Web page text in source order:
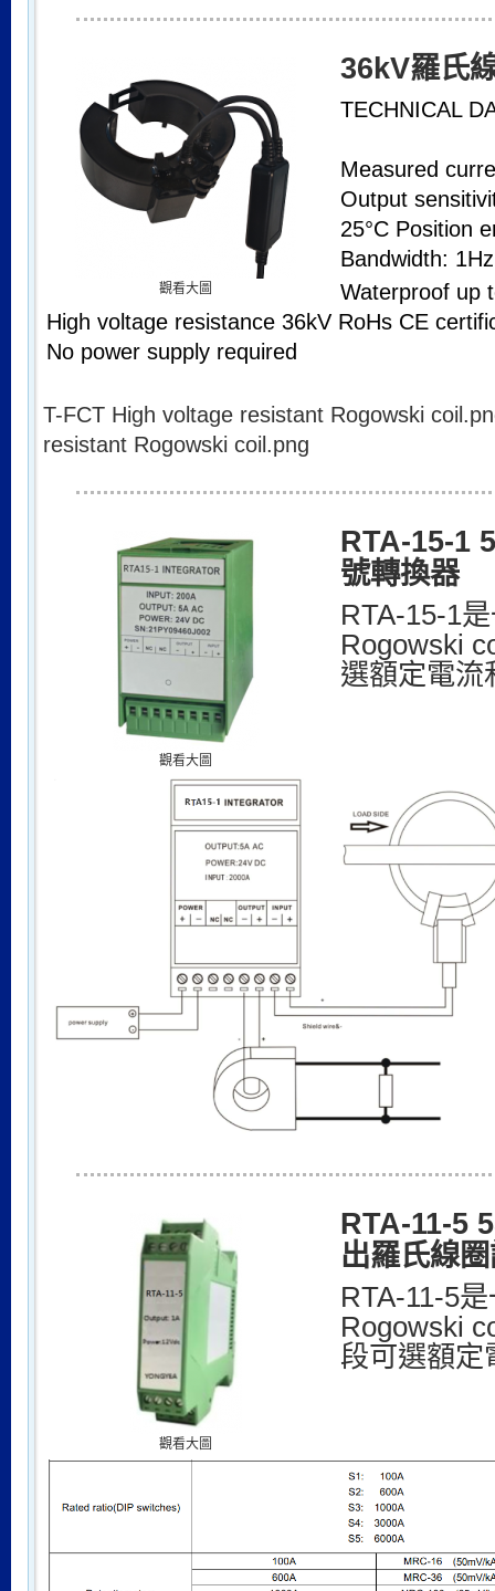
觀看大圖
36kV羅氏
TECHNICAL
Measured
Output
25°C Position
Bandwidth:
Waterproof up
High voltage resistance 36kV RoHs CE
No power supply required
T-FCT High voltage resistant Rogowski
resistant Rogowski coil.png
觀看大圖
RTA-15-1
號轉換器
RTA-15-1
Rogowski
選額定電流
觀看大圖
RTA-11-5
出羅氏線
RTA-11-5
Rogowski
段可選額定